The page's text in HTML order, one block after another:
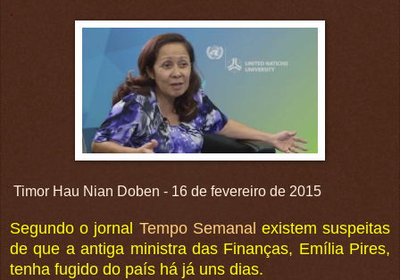
.
Timor Hau Nian Doben - 16 de fevereiro de 2015
Segundo o jornal Tempo Semanal existem suspeitas
de que a antiga ministra das Finanças, Emília Pires,
tenha fugido do país há já uns dias.